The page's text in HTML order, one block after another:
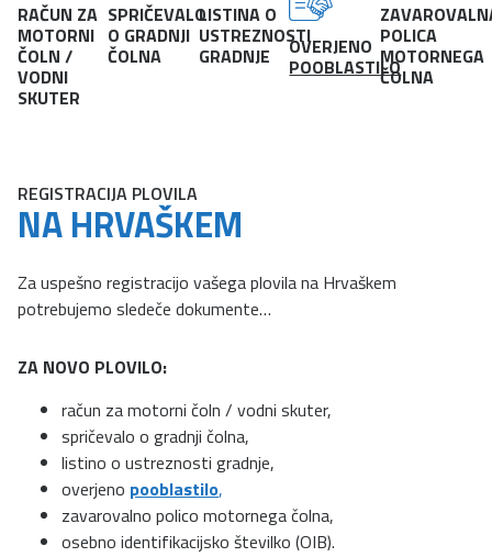
RAČUN ZA
MOTORNI
ČOLN /
VODNI
SKUTER
SPRIČEVALO
O GRADNJI
ČOLNA
LISTINA O
USTREZNOSTI
GRADNJE OVERJENO
POOBLASTILO
POLICA
MOTORNEGA
ČOLNA
REGISTRACIJA PLOVILA
NA HRVAŠKEM
Za uspešno registracijo vašega plovila na Hrvaškem
potrebujemo sledeče dokumente…
ZA NOVO PLOVILO:
račun za motorni čoln / vodni skuter,
spričevalo o gradnji čolna,
listino o ustreznosti gradnje,
overjeno pooblastilo,
zavarovalno polico motornega čolna,
osebno identifikacijsko številko (OIB).